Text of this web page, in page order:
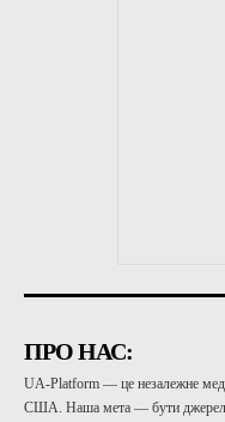
ПРО НАС:
UA-Platform — це незалежне
США. Наша мета — бути джерелом